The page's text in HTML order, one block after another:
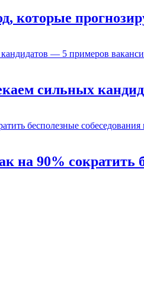
которые
сильных
на 90% сократить